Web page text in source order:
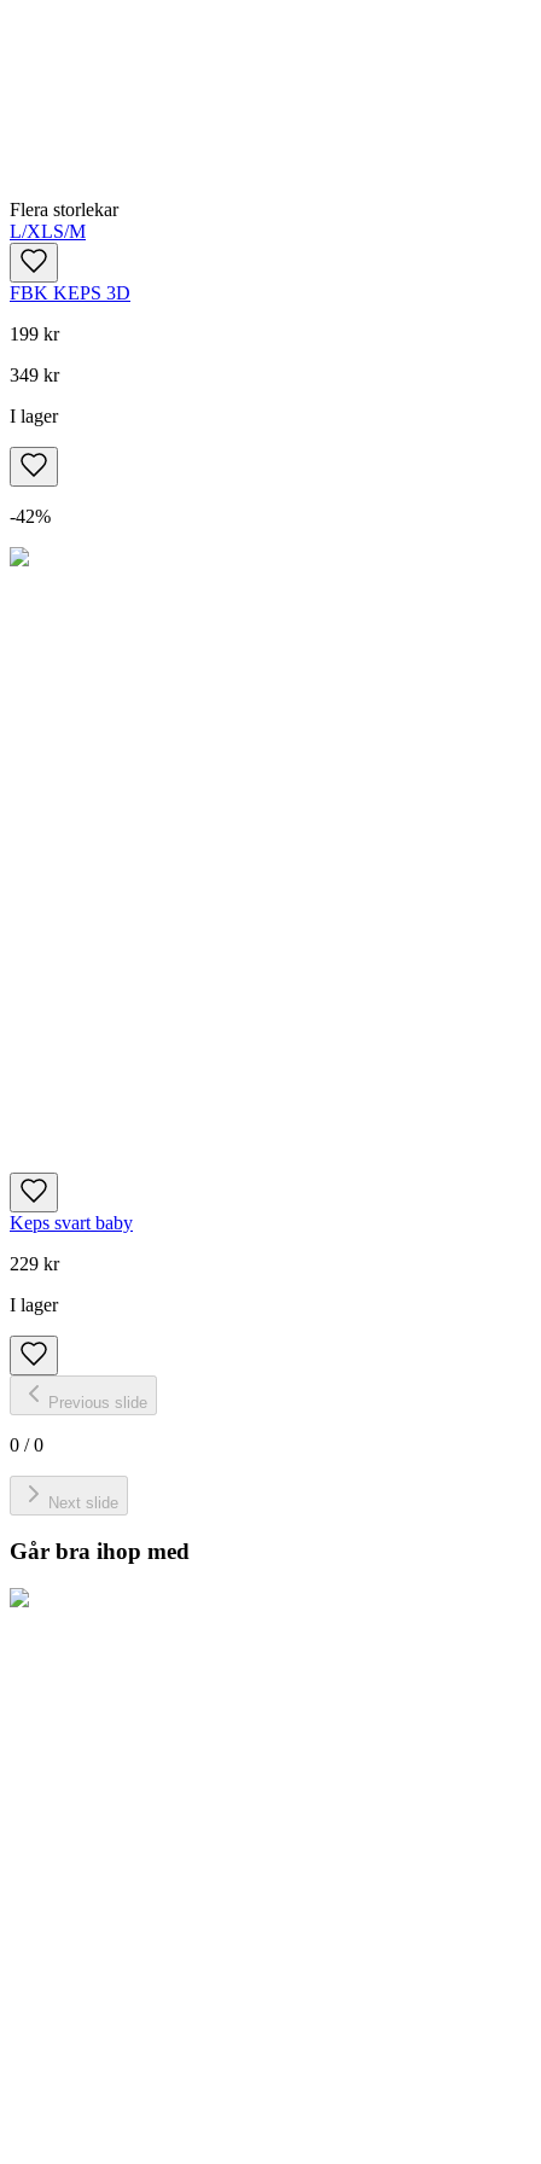
Flera storlekar
L/XLS/M
FBK KEPS 3D
199 kr
349 kr
I lager
-42%
Keps svart baby
229 kr
I lager
Previous slide
0 /0
Next slide
Går bra ihop med